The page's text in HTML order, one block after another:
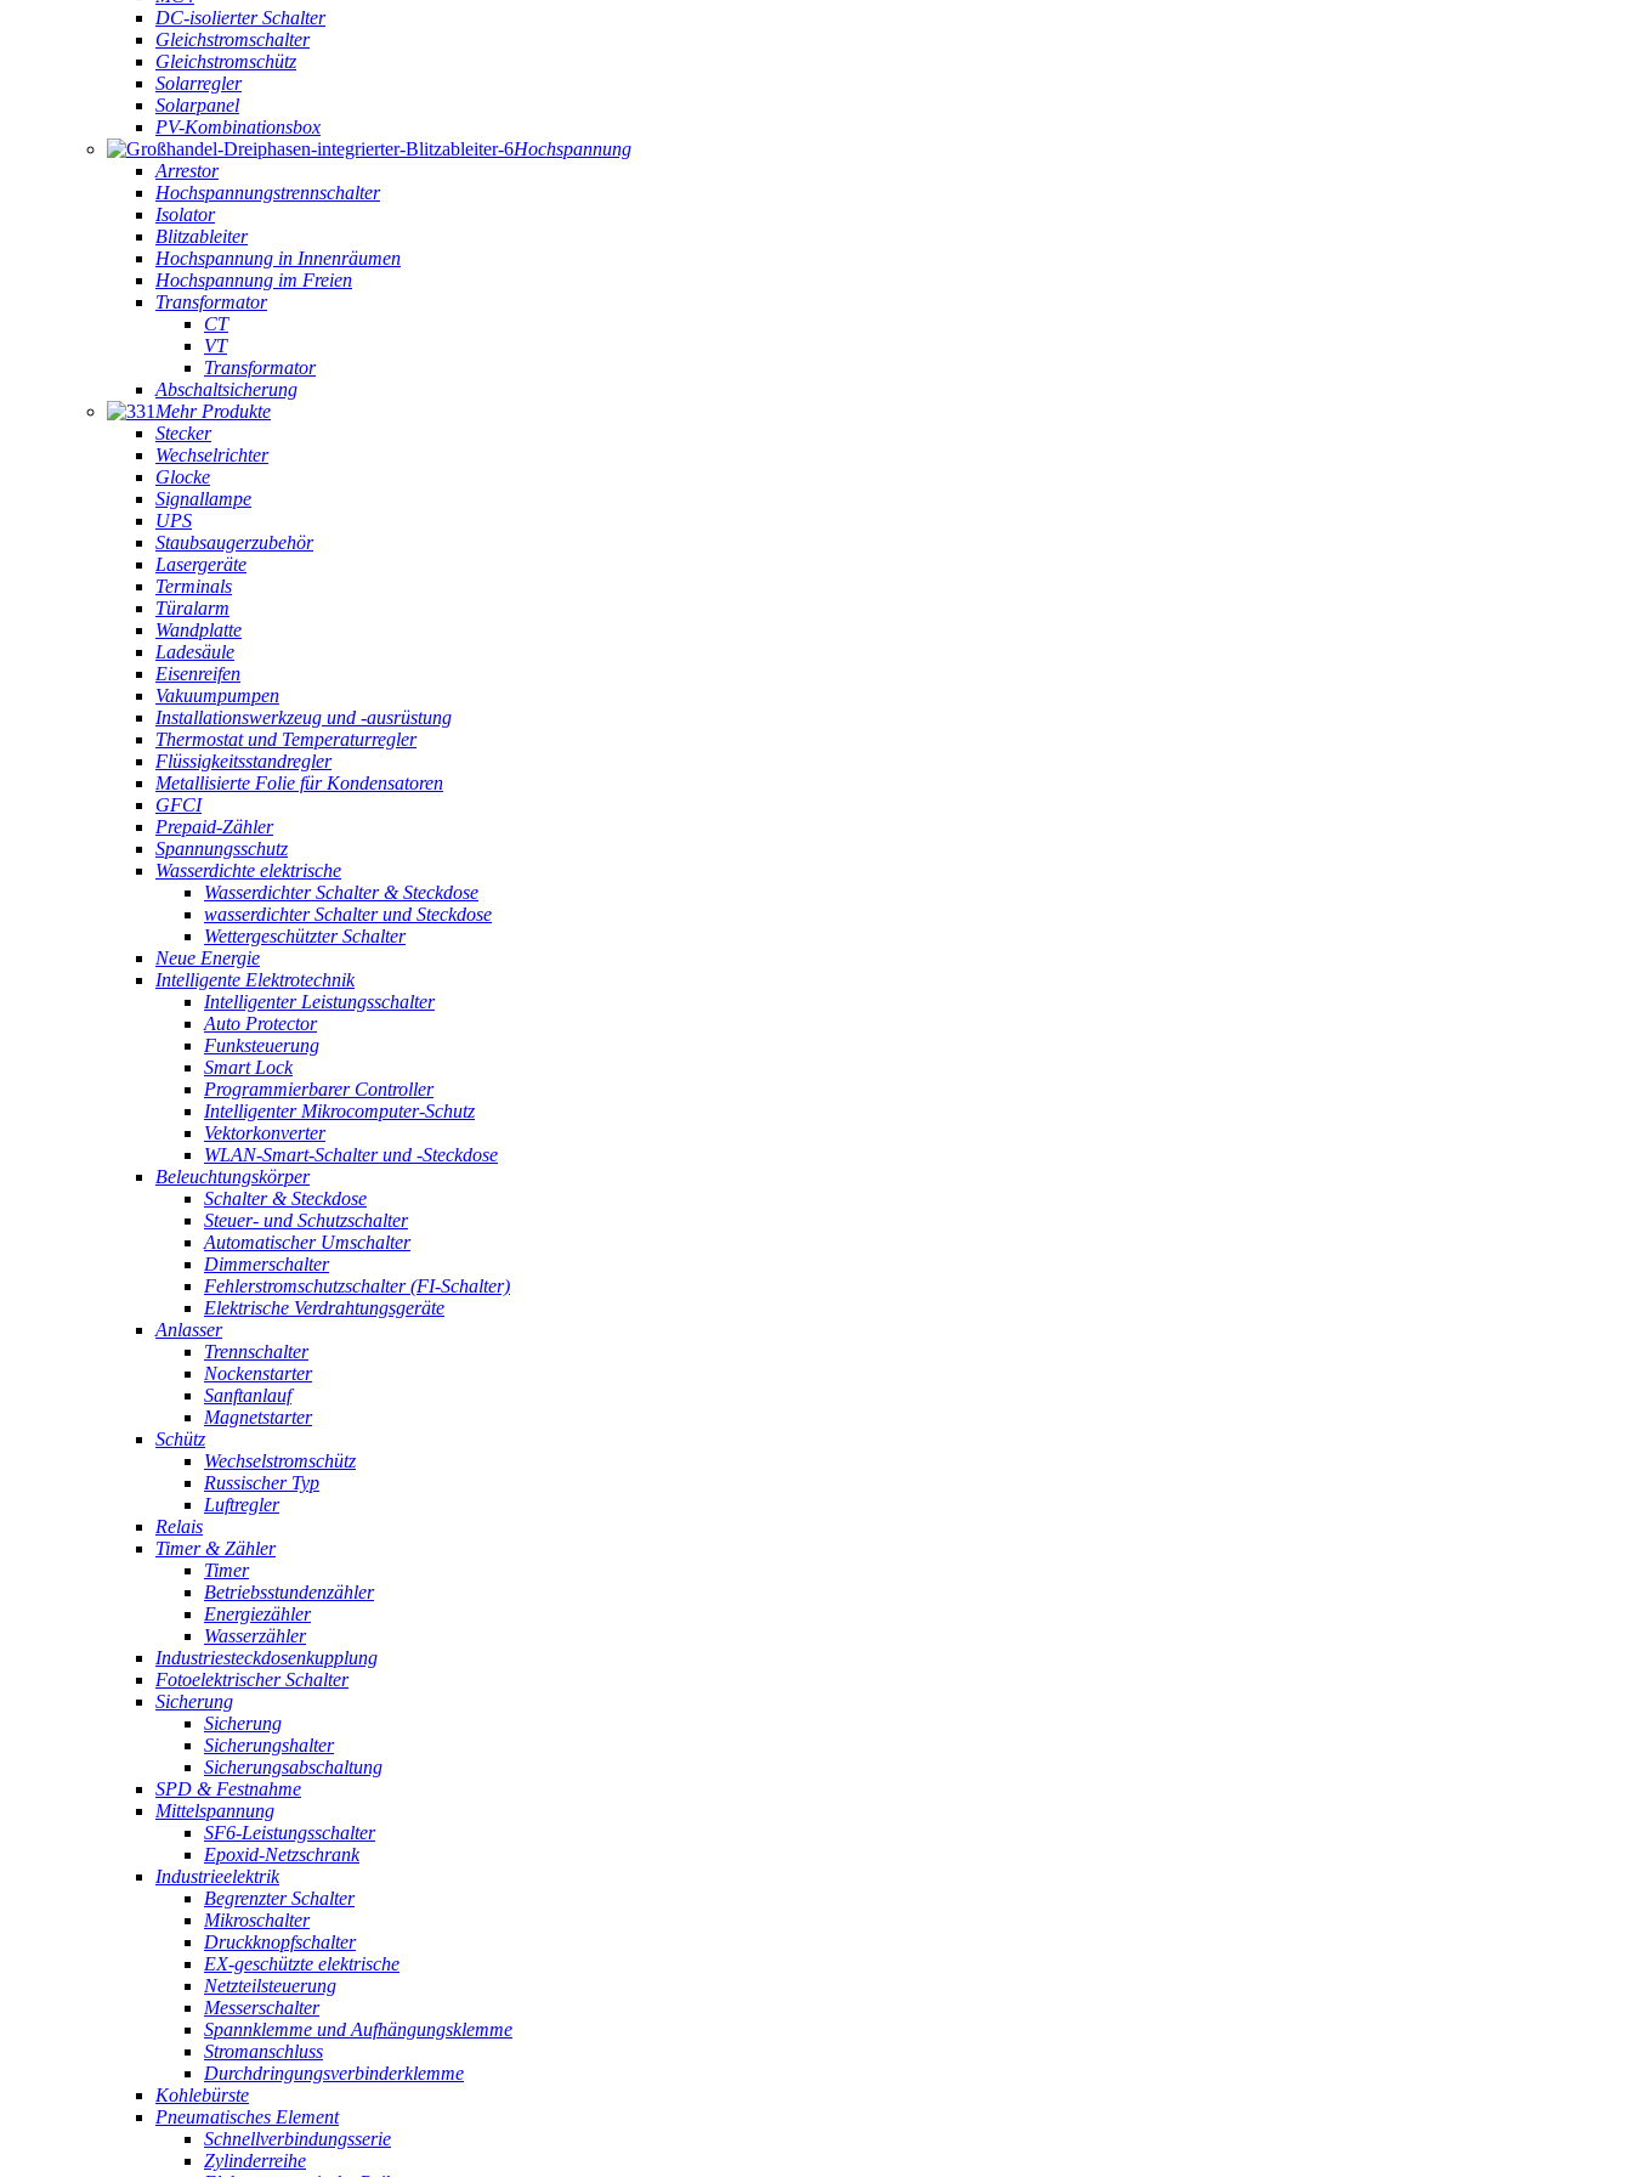
DC-isolierter Schalter
Gleichstromschalter
Gleichstromschütz
Solarregler
Solarpanel
PV-Kombinationsbox
Hochspannung
Arrestor
Hochspannungstrennschalter
Isolator
Blitzableiter
Hochspannung in Innenräumen
Hochspannung im Freien
Transformator
CT
VT
Transformator
Abschaltsicherung
Mehr Produkte
Stecker
Wechselrichter
Glocke
Signallampe
UPS
Staubsaugerzubehör
Lasergeräte
Terminals
Türalarm
Wandplatte
Ladesäule
Eisenreifen
Vakuumpumpen
Installationswerkzeug und -ausrüstung
Thermostat und Temperaturregler
Flüssigkeitsstandregler
Metallisierte Folie für Kondensatoren
GFCI
Prepaid-Zähler
Spannungsschutz
Wasserdichte elektrische
Wasserdichter Schalter & Steckdose
wasserdichter Schalter und Steckdose
Wettergeschützter Schalter
Neue Energie
Intelligente Elektrotechnik
Intelligenter Leistungsschalter
Auto Protector
Funksteuerung
Smart Lock
Programmierbarer Controller
Intelligenter Mikrocomputer-Schutz
Vektorkonverter
WLAN-Smart-Schalter und -Steckdose
Beleuchtungskörper
Schalter & Steckdose
Steuer- und Schutzschalter
Automatischer Umschalter
Dimmerschalter
Fehlerstromschutzschalter (FI-Schalter)
Elektrische Verdrahtungsgeräte
Anlasser
Trennschalter
Nockenstarter
Sanftanlauf
Magnetstarter
Schütz
Wechselstromschütz
Russischer Typ
Luftregler
Relais
Timer & Zähler
Timer
Betriebsstundenzähler
Energiezähler
Wasserzähler
Industriesteckdosenkupplung
Fotoelektrischer Schalter
Sicherung
Sicherung
Sicherungshalter
Sicherungsabschaltung
SPD & Festnahme
Mittelspannung
SF6-Leistungsschalter
Epoxid-Netzschrank
Industrieelektrik
Begrenzter Schalter
Mikroschalter
Druckknopfschalter
EX-geschützte elektrische
Netzteilsteuerung
Messerschalter
Spannklemme und Aufhängungsklemme
Stromanschluss
Durchdringungsverbinderklemme
Kohlebürste
Pneumatisches Element
Schnellverbindungsserie
Zylinderreihe